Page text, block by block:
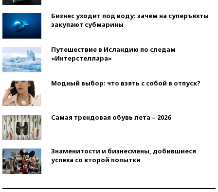
Бизнес уходит под воду: зачем на суперъяхты
закупают субмарины
Путешествие в Исландию по следам
«Интерстеллара»
Модный выбор: что взять с собой в отпуск?
Самая трендовая обувь лета – 2026
Знаменитости и бизнесмены, добившиеся
успеха со второй попытки